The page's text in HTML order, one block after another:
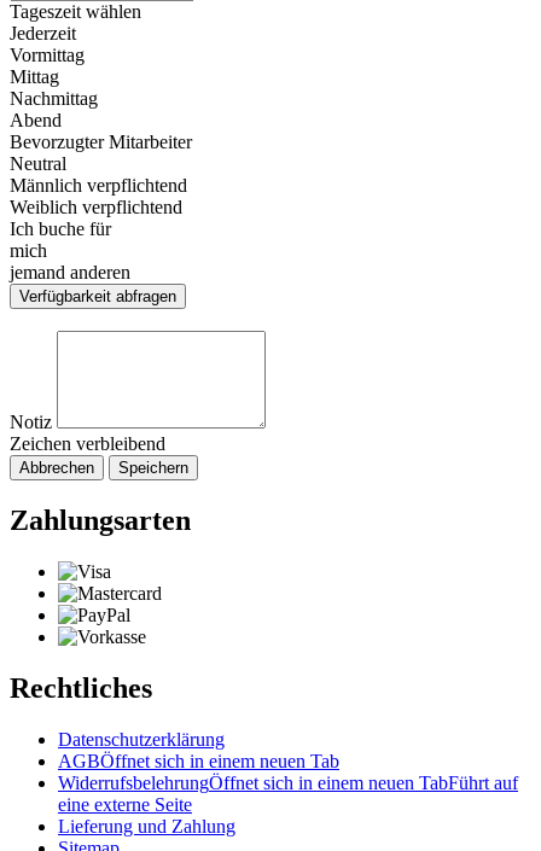
Tageszeit wählen
Jederzeit
Vormittag
Mittag
Nachmittag
Abend
Bevorzugter Mitarbeiter
Neutral
Männlich verpflichtend
Weiblich verpflichtend
Ich buche für
mich
jemand anderen
Verfügbarkeit abfragen
Notiz
Zeichen verbleibend
Abbrechen Speichern
Zahlungsarten
Rechtliches
Datenschutzerklärung
AGBÖffnet sich in einem neuen Tab
WiderrufsbelehrungÖffnet sich in einem neuen TabFührt auf
eine externe Seite
Lieferung und Zahlung